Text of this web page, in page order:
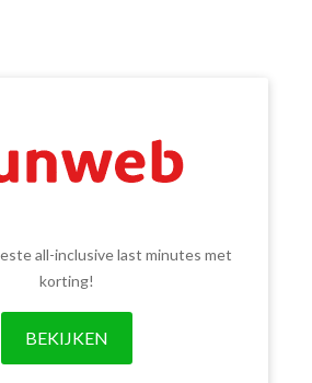
all-inclusive last minutes met
korting!
BEKIJKEN